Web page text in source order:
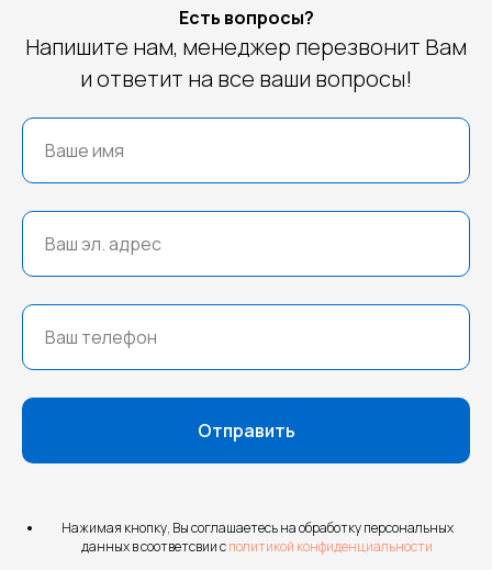
Есть вопросы?
Напишите нам, менеджер перезвонит Вам
и ответит на все ваши вопросы!
Отправить
Нажимая кнопку, Вы соглашаетесь на обработку персональных
данных в соответсвии сполитикой конфиденциальности